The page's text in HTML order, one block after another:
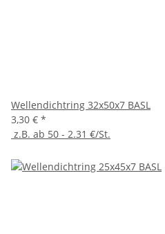
Wellendichtring 32x50x7 BASL
3,30 € *
z.B. ab 50 - 2.31 €/St.